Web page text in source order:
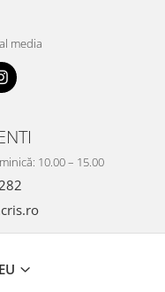
media
10.00 – 15.00